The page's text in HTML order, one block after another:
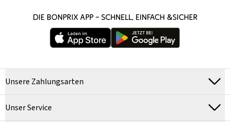
DIE BONPRIX APP – SCHNELL, EINFACH &SICHER
Unsere Zahlungsarten
Unser Service